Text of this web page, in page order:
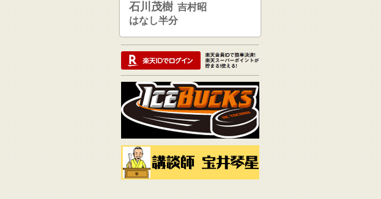
石川茂樹 吉村昭
はなし半分